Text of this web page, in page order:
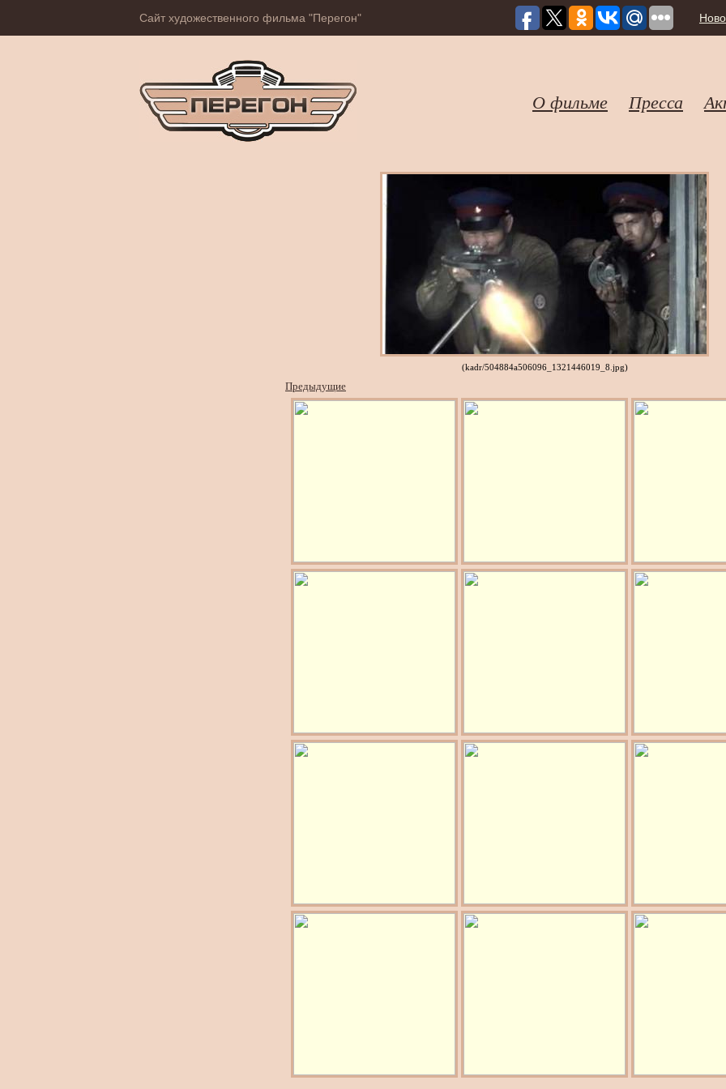
Сайт художественного фильма "Перегон"
О фильме Пресса
(kadr/504884a506096_1321446019_8.jpg)
Предыдущие